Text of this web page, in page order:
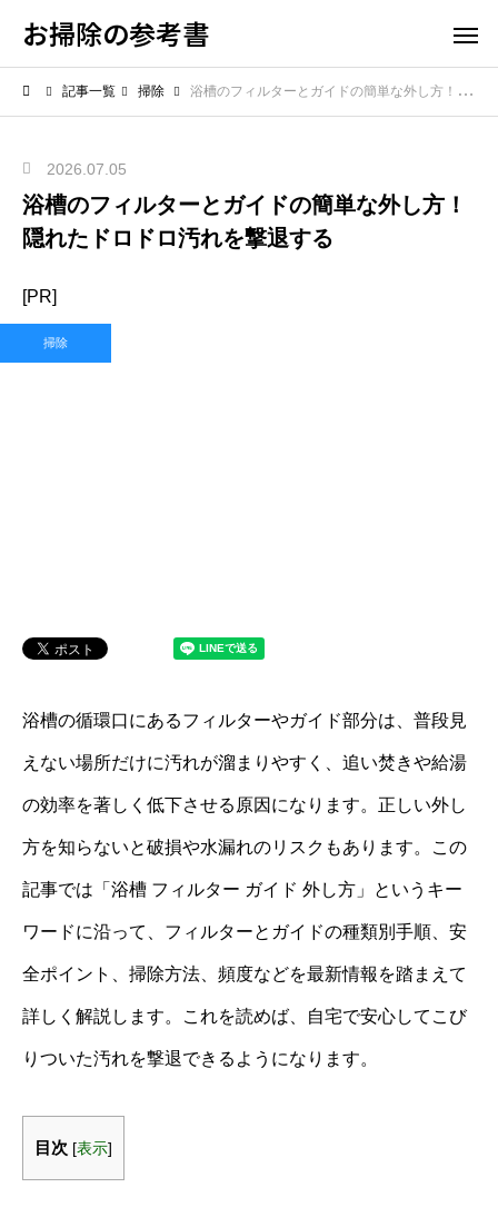
お掃除の参考書
記事一覧 掃除 浴槽のフィルターとガイドの簡単な外し方！隠れたドロドロ汚れを撃退する
2026.07.05
浴槽のフィルターとガイドの簡単な外し方！
隠れたドロドロ汚れを撃退する
[PR]
掃除
浴槽の循環口にあるフィルターやガイド部分は、普段見
えない場所だけに汚れが溜まりやすく、追い焚きや給湯
の効率を著しく低下させる原因になります。正しい外し
方を知らないと破損や水漏れのリスクもあります。この
記事では「浴槽 フィルター ガイド 外し方」というキー
ワードに沿って、フィルターとガイドの種類別手順、安
全ポイント、掃除方法、頻度などを最新情報を踏まえて
詳しく解説します。これを読めば、自宅で安心してこび
りついた汚れを撃退できるようになります。
目次 [表示]